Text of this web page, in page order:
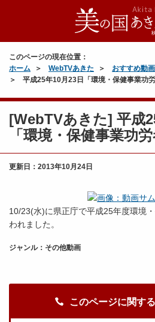
このページの現在位置：
ホーム
WebTVあきた おすすめ動画
平成25年10月23日「環境・保健事業功労
[WebTVあきた] 平成
「環境・保健事業功労
更新日： 2013年10月24日
10/23(水)に県正庁で平成25年度環境
われました。
ジャンル：その他動画
このページに関す